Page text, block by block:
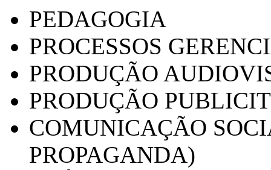
PEDAGOGIA
PROCESSOS
PRODUÇÃO
PRODUÇÃO
COMUNICAÇÃO
PROPAGANDA)